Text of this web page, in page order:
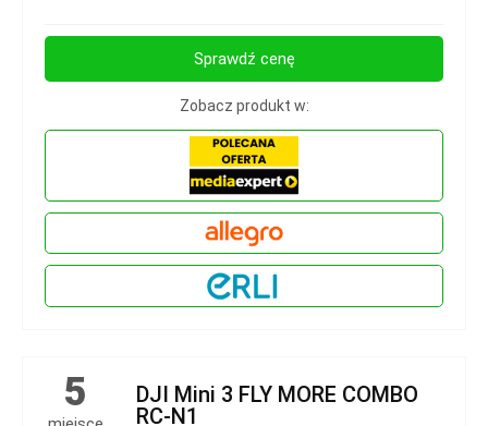
Sprawdź cenę
Zobacz produkt w:
5
DJI Mini 3 FLY MORE COMBO
RC-N1